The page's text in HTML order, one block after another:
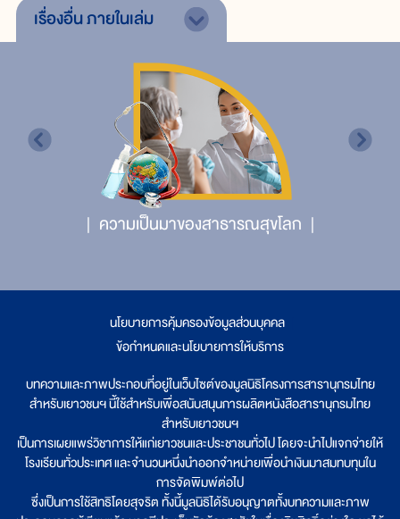
เรื่องอื่นภายในเล่ม
ความเป็นมาของสาธารณสุขโลก
นโยบายการคุ้มครองข้อมูลส่วนบุคคล
ข้อกำหนดและนโยบายการให้บริการ
บทความและภาพประกอบที่อยู่ในเว็บไซต์ของมูลนิธิโครงการสารานุกรมไทย
สำหรับเยาวชนฯ นี้ใช้สำหรับเพื่อสนับสนุนการผลิตหนังสือสารานุกรมไทย
สำหรับเยาวชนฯ
เป็นการเผยแพร่วิชาการให้แก่เยาวชนและประชาชนทั่วไป โดยจะนำไปแจกจ่ายให้
โรงเรียนทั่วประเทศ และจำนวนหนึ่งนำออกจำหน่ายเพื่อนำเงินมาสมทบทุนใน
การจัดพิมพ์ต่อไป
ซึ่งเป็นการใช้สิทธิโดยสุจริต ทั้งนี้มูลนิธิได้รับอนุญาตทั้งบทความและภาพ